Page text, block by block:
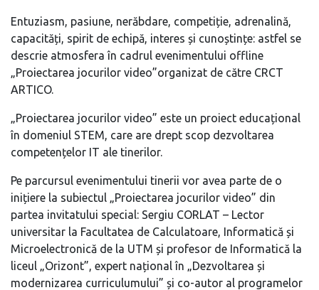
Entuziasm, pasiune, nerăbdare, competiție, adrenalină,
capacități, spirit de echipă, interes și cunoștințe: astfel se
descrie atmosfera în cadrul evenimentului offline
„Proiectarea jocurilor video”organizat de către CRCT
ARTICO.
„Proiectarea jocurilor video” este un proiect educațional
în domeniul STEM, care are drept scop dezvoltarea
competențelor IT ale tinerilor.
Pe parcursul evenimentului tinerii vor avea parte de o
inițiere la subiectul „Proiectarea jocurilor video” din
partea invitatului special: Sergiu CORLAT – Lector
universitar la Facultatea de Calculatoare, Informatică și
Microelectronică de la UTM și profesor de Informatică la
liceul „Orizont”, expert național în „Dezvoltarea și
modernizarea curriculumului” și co-autor al programelor